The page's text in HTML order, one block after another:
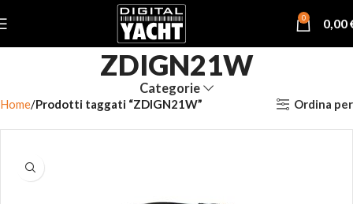
0 0,00
ZDIGN21W
Categorie
Home Prodotti taggati “ZDIGN21W” Ordina per